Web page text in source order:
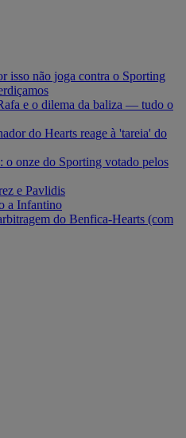
isso não joga contra o Sporting
e o dilema da baliza — tudo o
do Hearts reage à 'tareia' do
o onze do Sporting votado pelos
e Pavlidis
a Infantino
do Benfica-Hearts (com